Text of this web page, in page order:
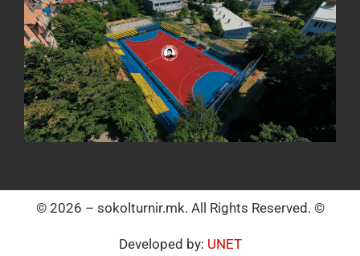
© 2026 – sokolturnir.mk. All Rights Reserved. ©
Developed by: UNET